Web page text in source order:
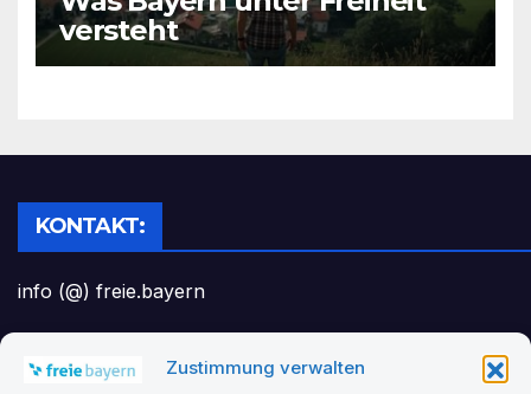
Zustimmung verwalten
versteht
KONTAKT:
info (@) freie.bayern